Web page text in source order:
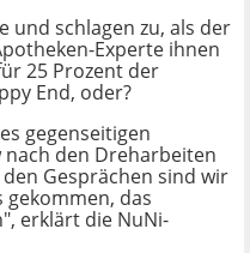
und schlagen zu, als der
Experte ihnen
25 Prozent der
End, oder?
gegenseitigen
nach den Dreharbeiten
Gesprächen sind wir
gekommen, das
erklärt die NuNi-